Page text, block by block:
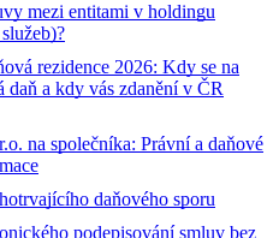
mezi entitami v holdingu
rezidence 2026: Kdy se na
a kdy vás zdanění v ČR
na společníka: Právní a daňové
daňového sporu
podepisování smluv bez